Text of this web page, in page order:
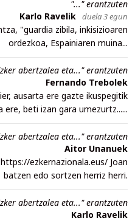
"..." erantzuten
Karlo Ravelik duela 3 egun
"guardia zibila, inkisizioaren
ordezkoa, Espainiaren muina...
abertzalea eta..." erantzuten
Fernando Trebolek
ausarta ere gazte ikuspegitik
ere, beti izan gara umezurtz......
abertzalea eta..." erantzuten
Aitor Unanuek
ezkernazionala.eus/ Joan
batzen edo sortzen herriz herri.
abertzalea eta..." erantzuten
Karlo Ravelik